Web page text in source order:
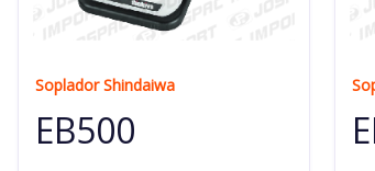
Soplador Shindaiwa
EB500